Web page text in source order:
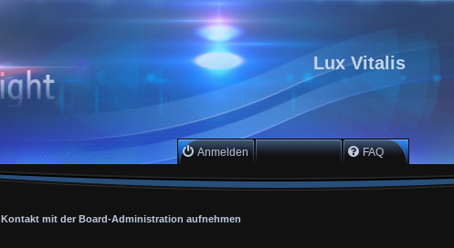
Lux Vitalis
Anmelden Registrieren FAQ
Kontakt mit der Board-Administration aufnehmen